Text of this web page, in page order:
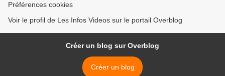
Préférences cookies
Voir le profil de Les Infos Videos sur le portail Overblog
Créer un blog sur Overblog
Créer un blog